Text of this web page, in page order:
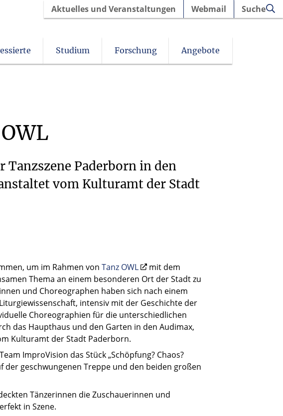
Studium Forschung Angebote
Aktuelles und Veranstaltungen Webmail Suche
OWL
Paderborn in den
vom Kulturamt der Stadt
um im Rahmen von Tanz OWL
mit dem
Thema an einem besonderen Ort der Stadt zu
und Choreographen haben sich nach einem
intensiv mit der Geschichte der
Choreographien für die unterschiedlichen
das Haupthaus und den Garten in den Audimax,
Kulturamt der Stadt Paderborn.
ImproVision das Stück „Schöpfung? Chaos?
der geschwungenen Treppe und den beiden großen
Tänzerinnen die Zuschauerinnen und
in Szene.